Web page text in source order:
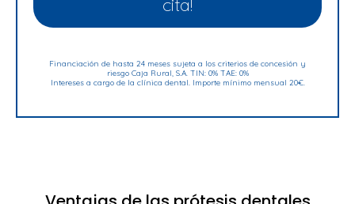
cita!
Financiación de hasta 24 meses sujeta a los criterios de concesión y
riesgo Caja Rural, S.A. TIN: 0% TAE: 0%
Intereses a cargo de la clínica dental. Importe mínimo mensual 20€.